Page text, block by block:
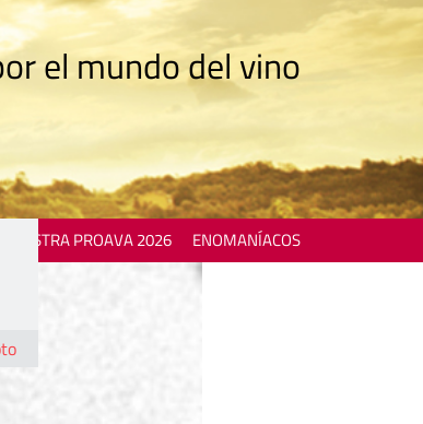
el mundo del vino
MOSTRA PROAVA 2026 ENOMANÍACOS